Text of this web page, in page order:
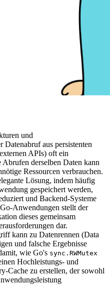
und
Datenabruf aus persistenten
APIs) oft ein
derselben Daten kann
Ressourcen verbrauchen.
Lösung, indem häufig
gespeichert werden,
und Backend-Systeme
Anwendungen stellt der
dieses gemeinsam
dar.
kann zu Datenrennen (Data
und falsche Ergebnisse
wie Go's sync.RWMutex
Hochleistungs- und
Cache zu erstellen, der sowohl